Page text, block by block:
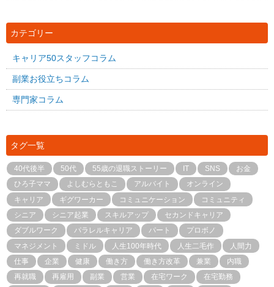
カテゴリー
キャリア50スタッフコラム
副業お役立ちコラム
専門家コラム
タグ一覧
40代後半 50代 55歳の退職ストーリー IT SNS
お金
ひろ子ママ
よしむらともこ アルバイト
オンライン
キャリア
ギグワーカー コミュニケーション
コミュニティ
シニア
シニア起業 スキルアップ
セカンドキャリア
ダブルワーク
パラレルキャリア パート
プロボノ
マネジメント
ミドル 人生100年時代 人生二毛作
人間力
仕事
企業 健康 働き方 働き方改革 兼業
内職
再就職
再雇用 副業 営業 在宅ワーク
在宅勤務